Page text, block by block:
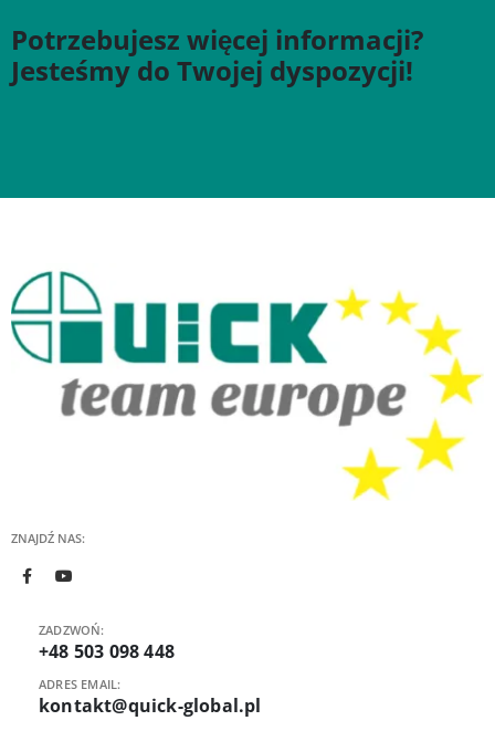
Potrzebujesz więcej informacji?
Jesteśmy do Twojej dyspozycji!
ZNAJDŹ NAS:
ZADZWOŃ:
+48 503 098 448
ADRES EMAIL:
kontakt@quick-global.pl